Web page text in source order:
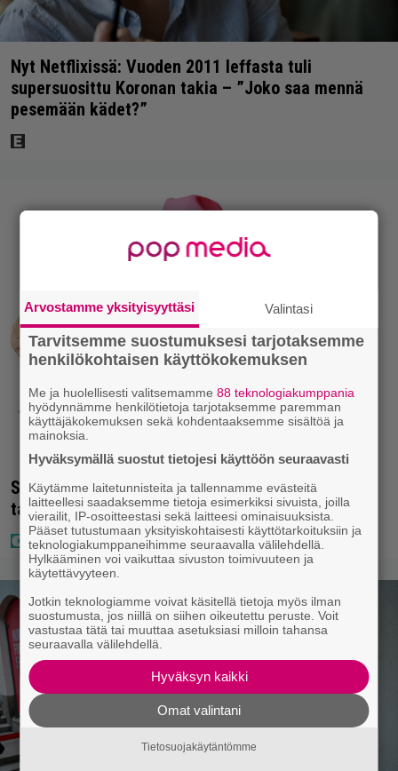
Nyt Netflixissä: Vuoden 2011 leffasta tuli
supersuosittu Koronan takia – ”Joko saa mennä
pesemään kädet?”
Seiska: Laulaja Frederik lyttäsi Eput – johan oli
taas kielen käyttöä
Arvostamme yksityisyyttäsi Valintasi
Tarvitsemme suostumuksesi tarjotaksemme
henkilökohtaisen käyttökokemuksen
Me ja huolellisesti valitsemamme88 teknologiakumppania
hyödynnämme henkilötietoja tarjotaksemme paremman
käyttäjäkokemuksen sekä kohdentaaksemme sisältöä ja
mainoksia.
Hyväksymällä suostut tietojesi käyttöön seuraavasti
Käytämme laitetunnisteita ja tallennamme evästeitä
laitteellesi saadaksemme tietoja esimerkiksi sivuista, joilla
vierailit, IP-osoitteestasi sekä laitteesi ominaisuuksista.
Pääset tutustumaan yksityiskohtaisesti käyttötarkoituksiin ja
teknologiakumppaneihimme seuraavalla välilehdellä.
Hylkääminen voi vaikuttaa sivuston toimivuuteen ja
käytettävyyteen.
Jotkin teknologiamme voivat käsitellä tietoja myös ilman
suostumusta, jos niillä on siihen oikeutettu peruste. Voit
vastustaa tätä tai muuttaa asetuksiasi milloin tahansa
seuraavalla välilehdellä.
Hyväksyn kaikki
Omat valintani
Tietosuojakäytäntömme